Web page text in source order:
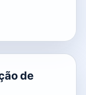
de